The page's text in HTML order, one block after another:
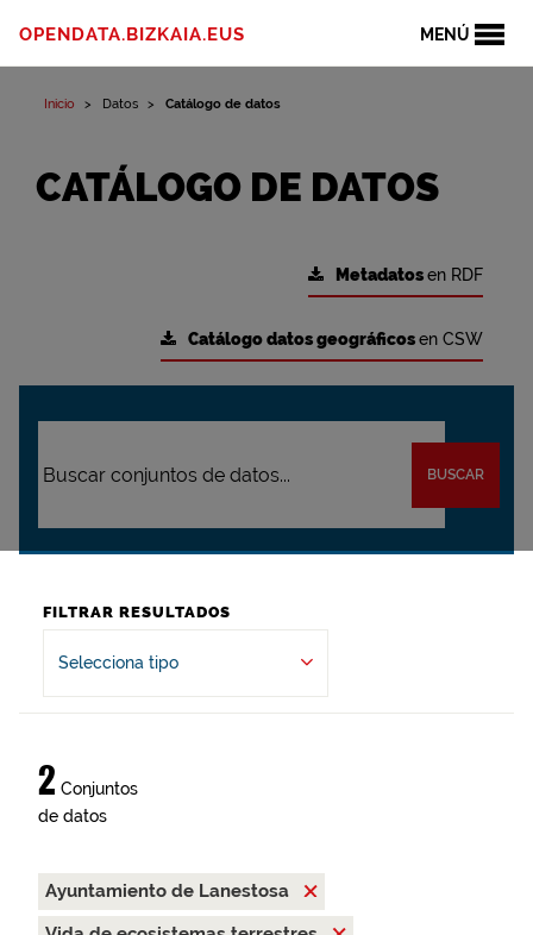
MENÚ
OPENDATA.BIZKAIA.EUS
Inicio Datos Catálogo de datos
CATÁLOGO DE DATOS
Metadatosen RDF
Catálogo datos geográficosen CSW
BUSCAR
FILTRAR RESULTADOS
Selecciona tipo
2 Conjuntos
de datos
Ayuntamiento de Lanestosa